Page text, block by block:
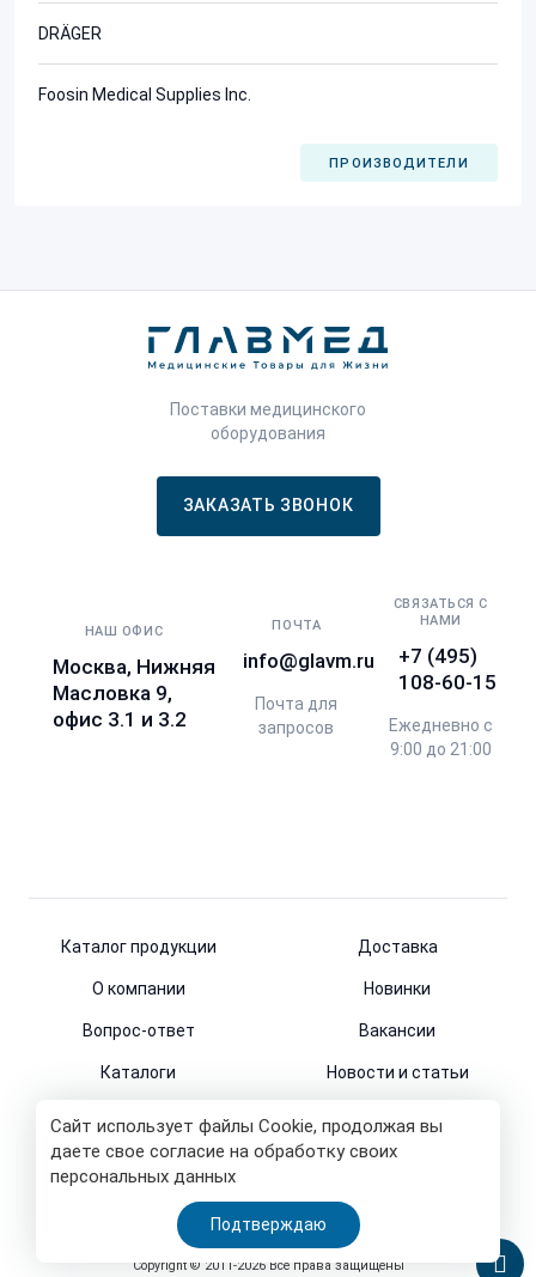
Сайт использует файлы Cookie, продолжая вы
даете свое согласие на обработку своих
персональных данных
Подтверждаю
DRÄGER
Foosin Medical Supplies Inc.
ПРОИЗВОДИТЕЛИ
Поставки медицинского
оборудования
ЗАКАЗАТЬ ЗВОНОК
НАШ ОФИС
Москва, Нижняя
Масловка 9,
офис 3.1 и 3.2
ПОЧТА
info@glavm.ru
Почта для
запросов
СВЯЗАТЬСЯ С
НАМИ
+7 (495)
108-60-15
Ежедневно с
9:00 до 21:00
Каталог продукции Доставка
О компании Новинки
Вопрос-ответ Вакансии
Каталоги Новости и статьи
© 2011-2026
Все права защищены
Copyright © 2011-2026 Все права защищены